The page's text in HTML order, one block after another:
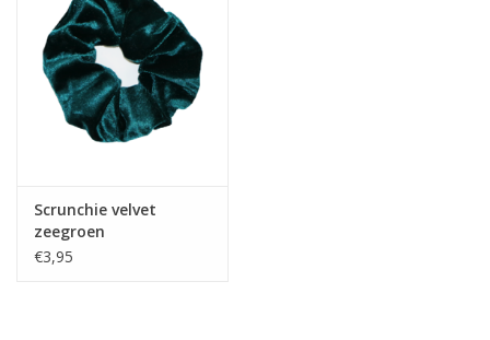
Scrunchie velvet
zeegroen
€3,95